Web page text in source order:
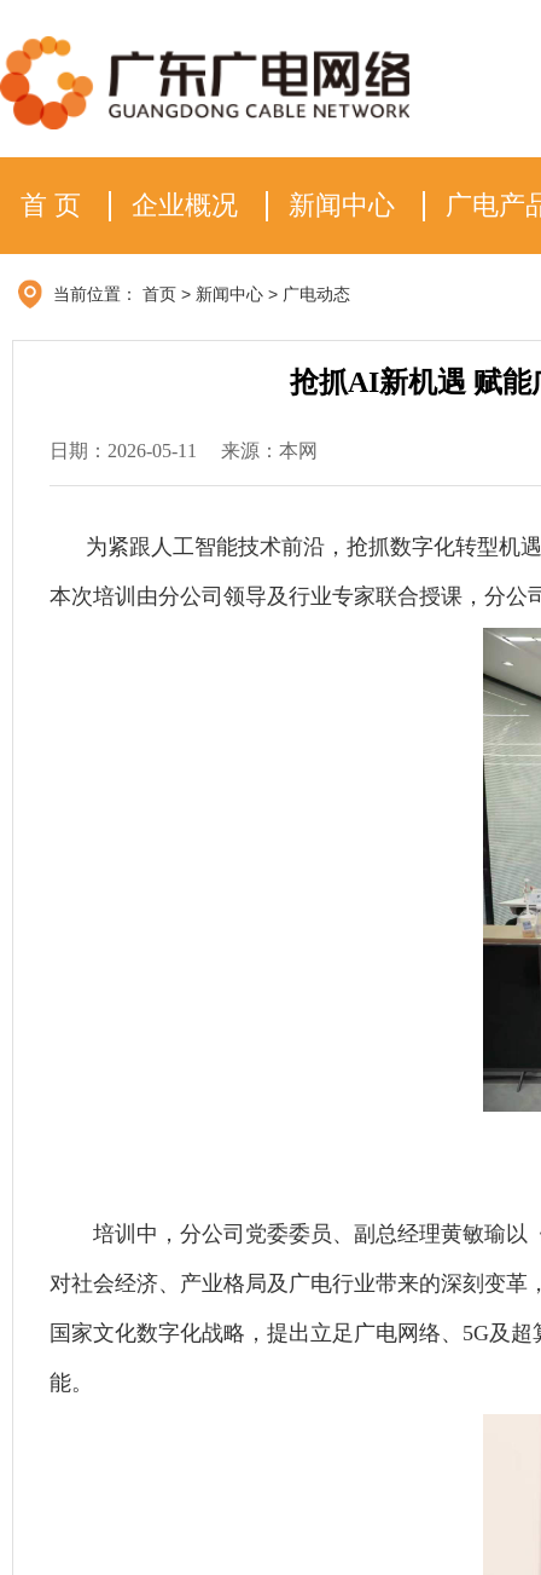
首 页 企业概况 新闻中心 广电产
当前位置： 首页 > 新闻中心 > 广电动态
抢抓AI新机遇 赋
日期：2026-05-11 来源：本网
为紧跟人工智能技术前沿，抢抓数字化转型机
本次培训由分公司领导及行业专家联合授课，分
培训中，分公司党委委员、副总经理黄敏瑜以
对社会经济、产业格局及广电行业带来的深刻变
国家文化数字化战略，提出立足广电网络、5G及
能。